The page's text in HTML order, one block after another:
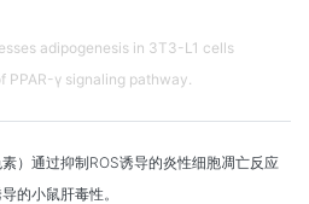
adipogenesis in 3T3-L1 cells
PPAR-γ signaling pathway.
）通过抑制ROS诱导的炎性细胞凋亡反应
的小鼠肝毒性。